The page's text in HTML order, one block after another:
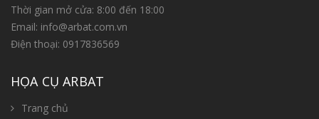
Thời gian mở cửa: 8:00 đến 18:00
Email: info@arbat.com.vn
Điện thoại: 0917836569
HỌA CỤ ARBAT
Trang chủ